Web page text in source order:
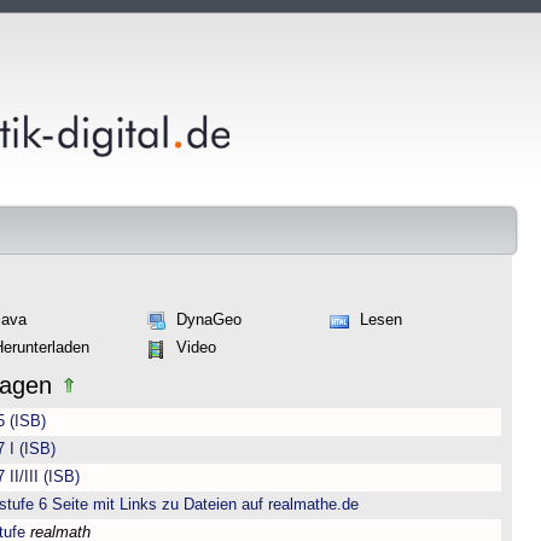
DynaGeo
Lesen
Video
(ISB)
I (ISB)
II/III (ISB)
6 Seite mit Links zu Dateien auf realmathe.de
realmath